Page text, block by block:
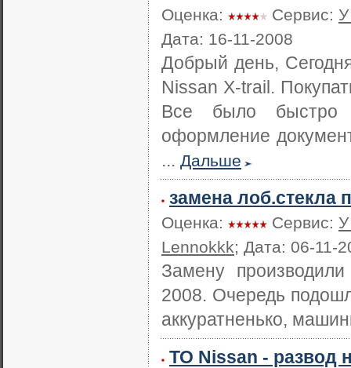
Оценка: Сервис:
Дата: 16-11-2008
Добрый день,
Nissan X-trail.
Все было быстро
оформление
... Дальше
замена лоб.стекла
Оценка: Сервис:
Lennokkk; Дата: 06-11-
Замену
2008. Очередь
аккуратненько,
ТО Nissan - развод